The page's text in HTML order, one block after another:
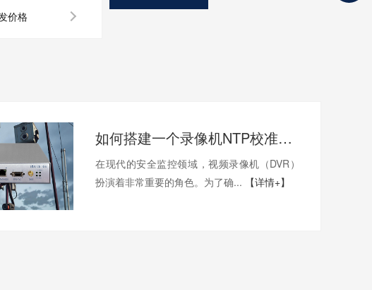
价格
如何搭建一个录像机NTP校准服务器
在现代的安全监控领域，视频录像机（DVR）
扮演着非常重要的角色。为了确...
【详情+】